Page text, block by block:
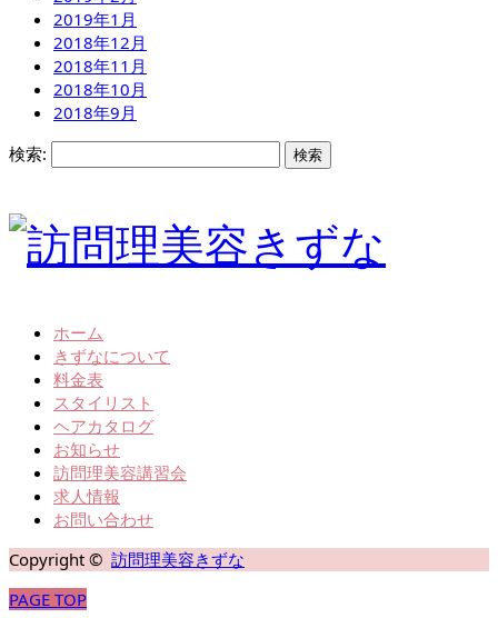
2019年1月
2018年12月
2018年11月
2018年10月
2018年9月
検索:
ホーム
きずなについて
料金表
スタイリスト
ヘアカタログ
お知らせ
訪問理美容講習会
求人情報
お問い合わせ
Copyright © 訪問理美容きずな
PAGE TOP